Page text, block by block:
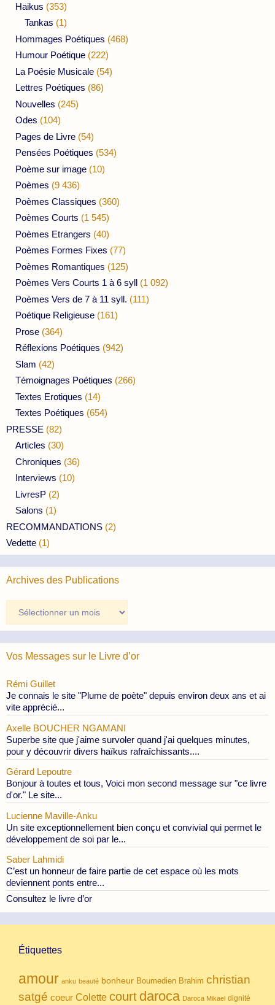
Haikus (353)
Tankas (1)
Hommages Poétiques (468)
Humour Poétique (222)
La Poésie Musicale (54)
Lettres Poétiques (86)
Nouvelles (245)
Odes (104)
Pages de Livre (54)
Pensées Poétiques (534)
Poème sur image (10)
Poèmes (9 436)
Poèmes Classiques (360)
Poèmes Courts (1 545)
Poèmes Etrangers (40)
Poèmes Formes Fixes (77)
Poèmes Romantiques (125)
Poèmes Vers Courts 1 à 6 syll (1 092)
Poèmes Vers de 7 à 11 syll. (111)
Poétique Religieuse (161)
Prose (364)
Réflexions Poétiques (942)
Slam (42)
Témoignages Poétiques (266)
Textes Erotiques (14)
Textes Poétiques (654)
PRESSE (82)
Articles (30)
Chroniques (36)
Interviews (10)
LivresP (2)
Salons (1)
RECOMMANDATIONS (2)
Vedette (1)
Archives des Publications
des
Publications
Vos Messages sur le Livre d’or
Rémi Guillet
Je connais le site "Plume de poète" depuis environ deux ans et ai
vite apprécié...
Axelle BOUCHER NGAMANI
Superbe site que j'aime survoler quand j'ai quelques minutes,
pour y découvrir divers haïkus rafraîchissants....
Gérard Lepoutre
Bonjour à toutes et tous, Voici mon second message sur "ce livre
d'or." Le site...
Lucienne Maville-Anku
Un site exceptionnellement bien conçu et convivial qui permet le
développement de soi par le...
Saber Lahmidi
C’est un honneur de faire partie de cet espace où les mots
deviennent ponts entre...
Consultez le livre d’or
Étiquettes
amour anku beauté bonheur Boumedien Brahim christian
satgé coeur Colette court daroca Daroca Mikael dignité